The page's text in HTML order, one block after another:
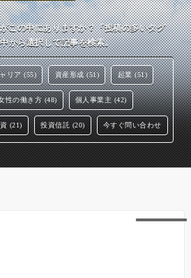
この中にありますか？『投稿の多いタグ
から選択して記事を検索。
リア (55) 資産形成 (51) 起業 (51)
性の働き方 (48) 個人事業主 (42)
(21) 投資信託 (20) 今すぐ問い合わせ